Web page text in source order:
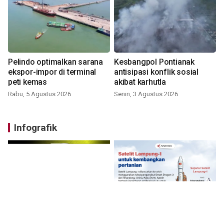
Pelindo optimalkan sarana
ekspor-impor di terminal
peti kemas
Rabu, 5 Agustus 2026
Kesbangpol Pontianak
antisipasi konflik sosial
akibat karhutla
Senin, 3 Agustus 2026
Infografik